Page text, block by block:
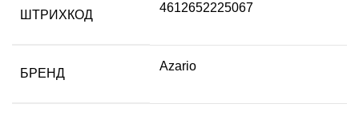
ШТРИХКОД
4612652225067
БРЕНД
Azario